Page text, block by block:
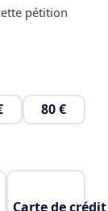
pétition
80 €
Carte de crédit